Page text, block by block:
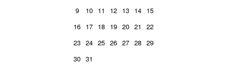
9
10 11 12 13 14 15
16 17 18 19 20 21
22
23 24 25 26 27 28 29
30 31